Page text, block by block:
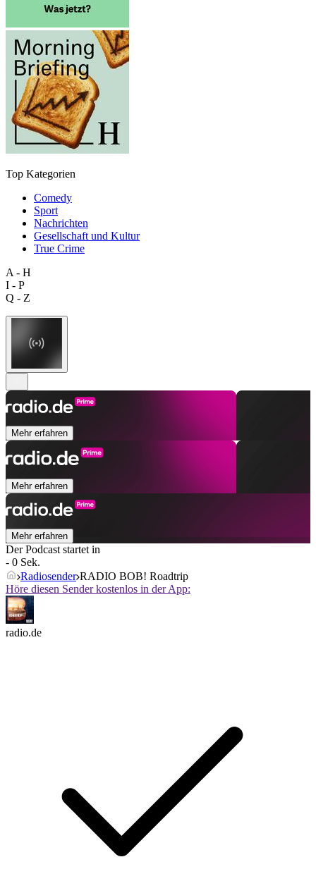
Top Kategorien
Comedy
Sport
Nachrichten
Gesellschaft und Kultur
True Crime
A - H
I - P
Q - Z
Mehr erfahren
Mehr erfahren
Mehr erfahren
Der Podcast startet in
- 0 Sek.
Radiosender RADIO BOB! Roadtrip
Höre diesen Sender kostenlos in der App:
radio.de